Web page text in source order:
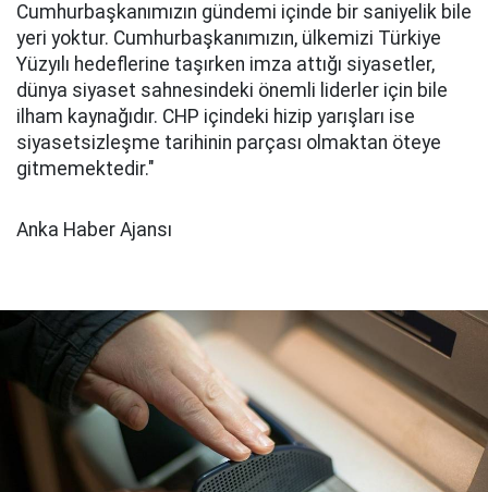
Cumhurbaşkanımızın gündemi içinde bir saniyelik bile
yeri yoktur. Cumhurbaşkanımızın, ülkemizi Türkiye
Yüzyılı hedeflerine taşırken imza attığı siyasetler,
dünya siyaset sahnesindeki önemli liderler için bile
ilham kaynağıdır. CHP içindeki hizip yarışları ise
siyasetsizleşme tarihinin parçası olmaktan öteye
gitmemektedir."
Anka Haber Ajansı